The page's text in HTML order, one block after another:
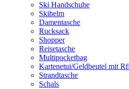
Ski Handschuhe
Skihelm
Damentasche
Rucksack
Shopper
Reisetasche
Multipocketbag
Kartenetui/Geldbeutel mit
Strandtasche
Schals